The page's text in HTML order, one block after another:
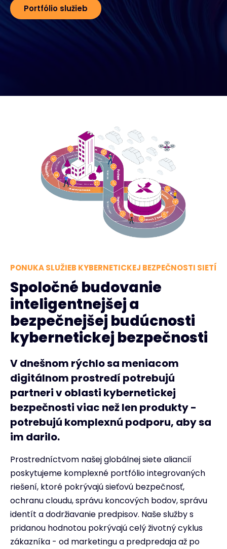
Portfólio služieb
PONUKA SLUŽIEB KYBERNETICKEJ BEZPEČNOSTI SIETÍ
Spoločné budovanie
inteligentnejšej a
bezpečnejšej budúcnosti
kybernetickej bezpečnosti
V dnešnom rýchlo sa meniacom
digitálnom prostredí potrebujú
partneri v oblasti kybernetickej
bezpečnosti viac než len produkty -
potrebujú komplexnú podporu, aby sa
im darilo.
Prostredníctvom našej globálnej siete aliancií
poskytujeme komplexné portfólio integrovaných
riešení, ktoré pokrývajú sieťovú bezpečnosť,
ochranu cloudu, správu koncových bodov, správu
identít a dodržiavanie predpisov. Naše služby s
pridanou hodnotou pokrývajú celý životný cyklus
zákazníka - od marketingu a predpredaja až po